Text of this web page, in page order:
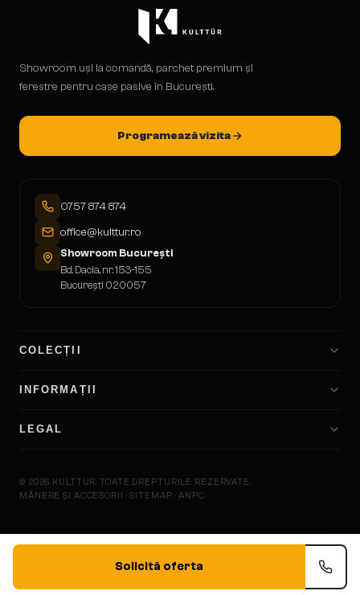
Showroom uși la comandă, parchet premium și
ferestre pentru case pasive în București.
Programează vizita
0757 874 874
office@kulttur.ro
Showroom București
Bd. Dacia, nr. 153-155
București 020057
COLECȚII
INFORMAȚII
LEGAL
© 2026 KULTTUR. TOATE DREPTURILE REZERVATE.
MÂNERE ȘI ACCESORII · SITEMAP · ANPC
Solicită oferta